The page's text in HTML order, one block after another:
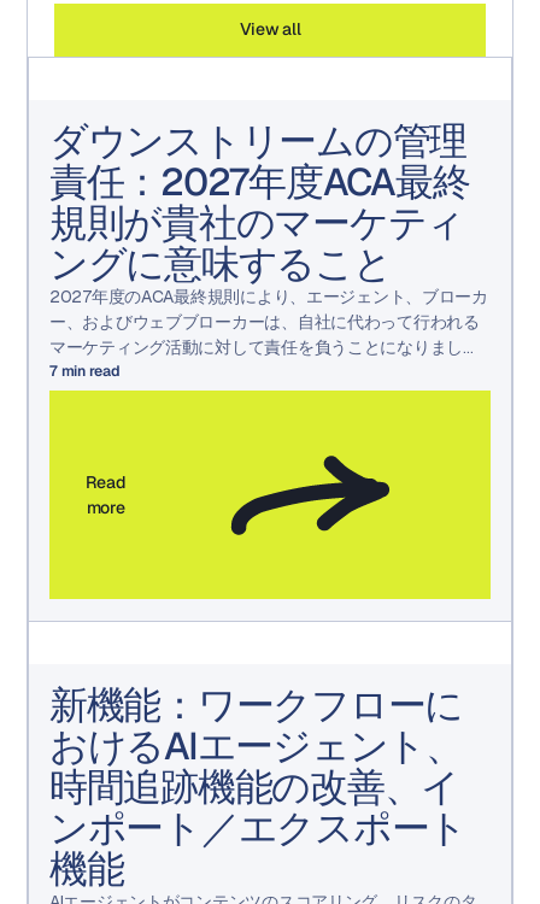
View all
ダウンストリームの管理
責任：2027年度ACA最終
規則が貴社のマーケティ
ングに意味すること
2027年度のACA最終規則により、エージェント、ブローカ
ー、およびウェブブローカーは、自社に代わって行われる
マーケティング活動に対して責任を負うことになりまし
た。変更点と準備方法をご確認ください。
7min read
Read
more
新機能：ワークフローに
おけるAIエージェント、
時間追跡機能の改善、イ
ンポート／エクスポート
機能